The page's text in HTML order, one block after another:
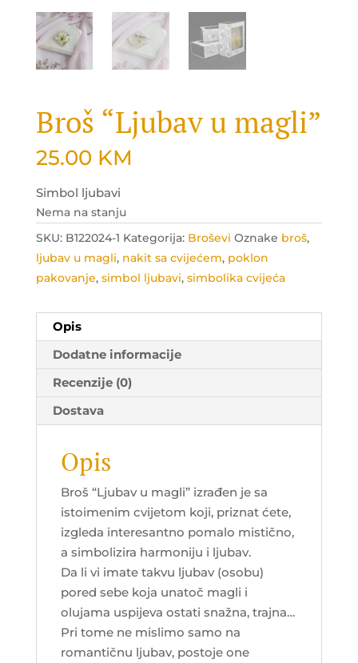
Broš “Ljubav u magli”
25.00 KM
Simbol ljubavi
Nema na stanju
SKU: B122024-1 Kategorija: Broševi Oznake broš,
ljubav u magli, nakit sa cvijećem, poklon
pakovanje, simbol ljubavi, simbolika cvijeća
Opis
Dodatne informacije
Recenzije (0)
Dostava
Opis
Broš “Ljubav u magli” izrađen je sa
istoimenim cvijetom koji, priznat ćete,
izgleda interesantno pomalo mistično,
a simbolizira harmoniju i ljubav.
Da li vi imate takvu ljubav (osobu)
pored sebe koja unatoč magli i
olujama uspijeva ostati snažna, trajna…
Pri tome ne mislimo samo na
romantičnu ljubav, postoje one